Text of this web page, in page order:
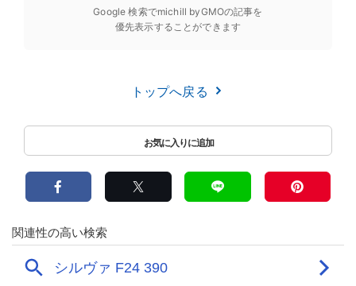
Google 検索でmichill byGMOの記事を
優先表示することができます
トップへ戻る